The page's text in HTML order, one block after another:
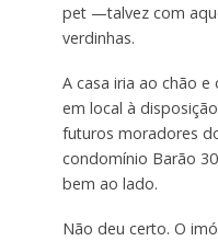
pet —talvez com
verdinhas.
A casa iria ao chão
em local à
futuros moradores
condomínio Barão
bem ao lado.
Não deu certo. O